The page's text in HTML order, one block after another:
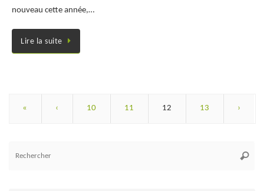
nouveau cette année,…
Lire la suite
« ‹ 10 11 12 13 ›